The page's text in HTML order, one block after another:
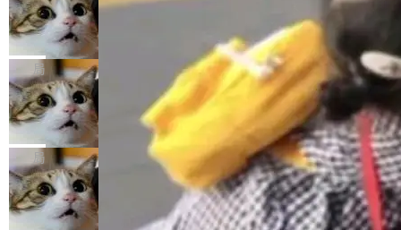
字，留下了这份纪念。 雷霄骅曾是中国传媒大学
数字电视技术方向的博士生，长期从事视频、音
频技...
务，最终却产生了 180 万美元的账单，实际支出
超出原定预算 860%。 更令人意外的是，该项目
最终并未成功落地，而高额算力消耗持续运行长
达 5 个月，公司直到财务对账时才察觉异常。这
意味着一个无人看管的 AI 程序，在近半年时间
里日夜不停地"烧钱"。 复盘显示，...
且按目前的速度，中国 AI 工具预计在今年底或
2027 年就能追上美国前沿实验室的水平。 Dela
ngue 把原因归结为一件事：开放协作。中国的
AI 开发者在一个共享和协作的生态里加速迭代，
而美国模型厂商在"闭门造车"。他的原话是 "buil
ding in silos"——各自为战，互不通气。 这个判
断从他嘴里说出来分量不同。Hugging Face 是
全球最大的开源 AI 平台，上面跑着上百万个模
型。谁在开源赛道上领先，...
当 AI agent 把源码变成了最好的扩展系
统，开发者工具必须开源
五年前，David Crawshaw 问过很多软件工程师
一个问题：你写过什么给自己用的程序？答案几
乎都是没有。工程师们整天用别人写的程序写程
序给别人用。偶尔有人自己写个博客系统、智能
家居控制、家庭实验室，都算稀奇事。 Crawsh
aw 是 Shelley 的作者，一个开源 AI coding age
nt。他最近在博客上写了一篇文章，核心论点很
简单：开发者工具必须开源。 理由不是传统的自
由软件情怀，而是一个跟 AI agent 直接相关的
局
DeepSeek Harness 宣布内测邀请，全
网最大规模开源 Agent 路演现场诞生
一条内测招募帖，发出去的时候大概没人想到它
会变成一场开源 Agent 生态的路演。 8月1日，
DeepSeek Harness 团队负责人崔添翼（tiany
i）在 X 上发帖： 「如果你是 Agent Harness 相
关开源项目的开发者，希望参加 DeepSeek Har
局
商汤 SenseNova U1.5-Lite-Preview
开源
商汤科技宣布面向社区开源轻量级统一多模态模